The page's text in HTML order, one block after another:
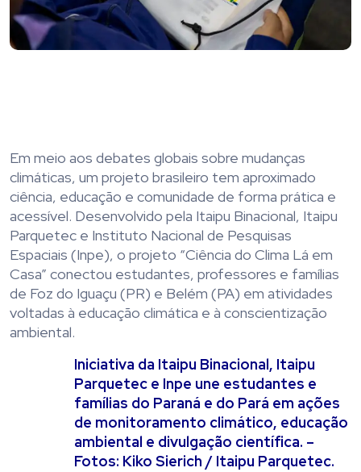
Em meio aos debates globais sobre mudanças
climáticas, um projeto brasileiro tem aproximado
ciência, educação e comunidade de forma prática e
acessível. Desenvolvido pela Itaipu Binacional, Itaipu
Parquetec e Instituto Nacional de Pesquisas
Espaciais (Inpe), o projeto “Ciência do Clima Lá em
Casa” conectou estudantes, professores e famílias
de Foz do Iguaçu (PR) e Belém (PA) em atividades
voltadas à educação climática e à conscientização
ambiental.
Iniciativa da Itaipu Binacional, Itaipu
Parquetec e Inpe une estudantes e
famílias do Paraná e do Pará em ações
de monitoramento climático, educação
ambiental e divulgação científica. –
Fotos: Kiko Sierich / Itaipu Parquetec.